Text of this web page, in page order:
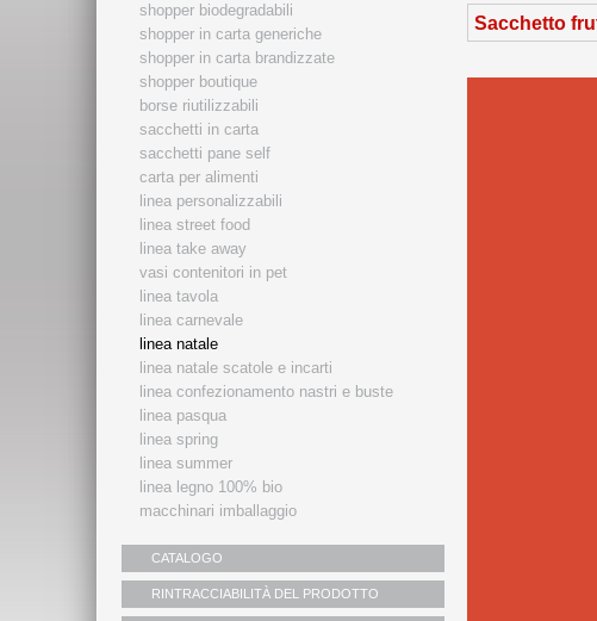
shopper biodegradabili
shopper in carta generiche
shopper in carta brandizzate
shopper boutique
borse riutilizzabili
sacchetti in carta
sacchetti pane self
carta per alimenti
linea personalizzabili
linea street food
linea take away
vasi contenitori in pet
linea tavola
linea carnevale
linea natale
linea natale scatole e incarti
linea confezionamento nastri e buste
linea pasqua
linea spring
linea summer
linea legno 100% bio
macchinari imballaggio
CATALOGO
RINTRACCIABILITÀ DEL PRODOTTO
Sacchetto